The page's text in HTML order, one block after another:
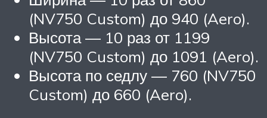
(NV750 Custom) до 940 (Aero).
Высота — 10 раз от 1199
(NV750 Custom) до 1091 (Aero).
Высота по седлу — 760 (NV750
Custom) до 660 (Aero).